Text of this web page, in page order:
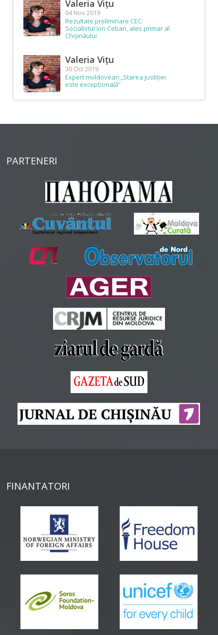
Valeria Vițu
04 Nov 2019
Rezultate preliminare CEC:
Socialistul Ion Ceban, ales primar al
Chișinăului
Valeria Vițu
30 Oct 2019
Expert moldovean:„Starea justiției
este excepțională”
PARTENERI
FINANTATORI